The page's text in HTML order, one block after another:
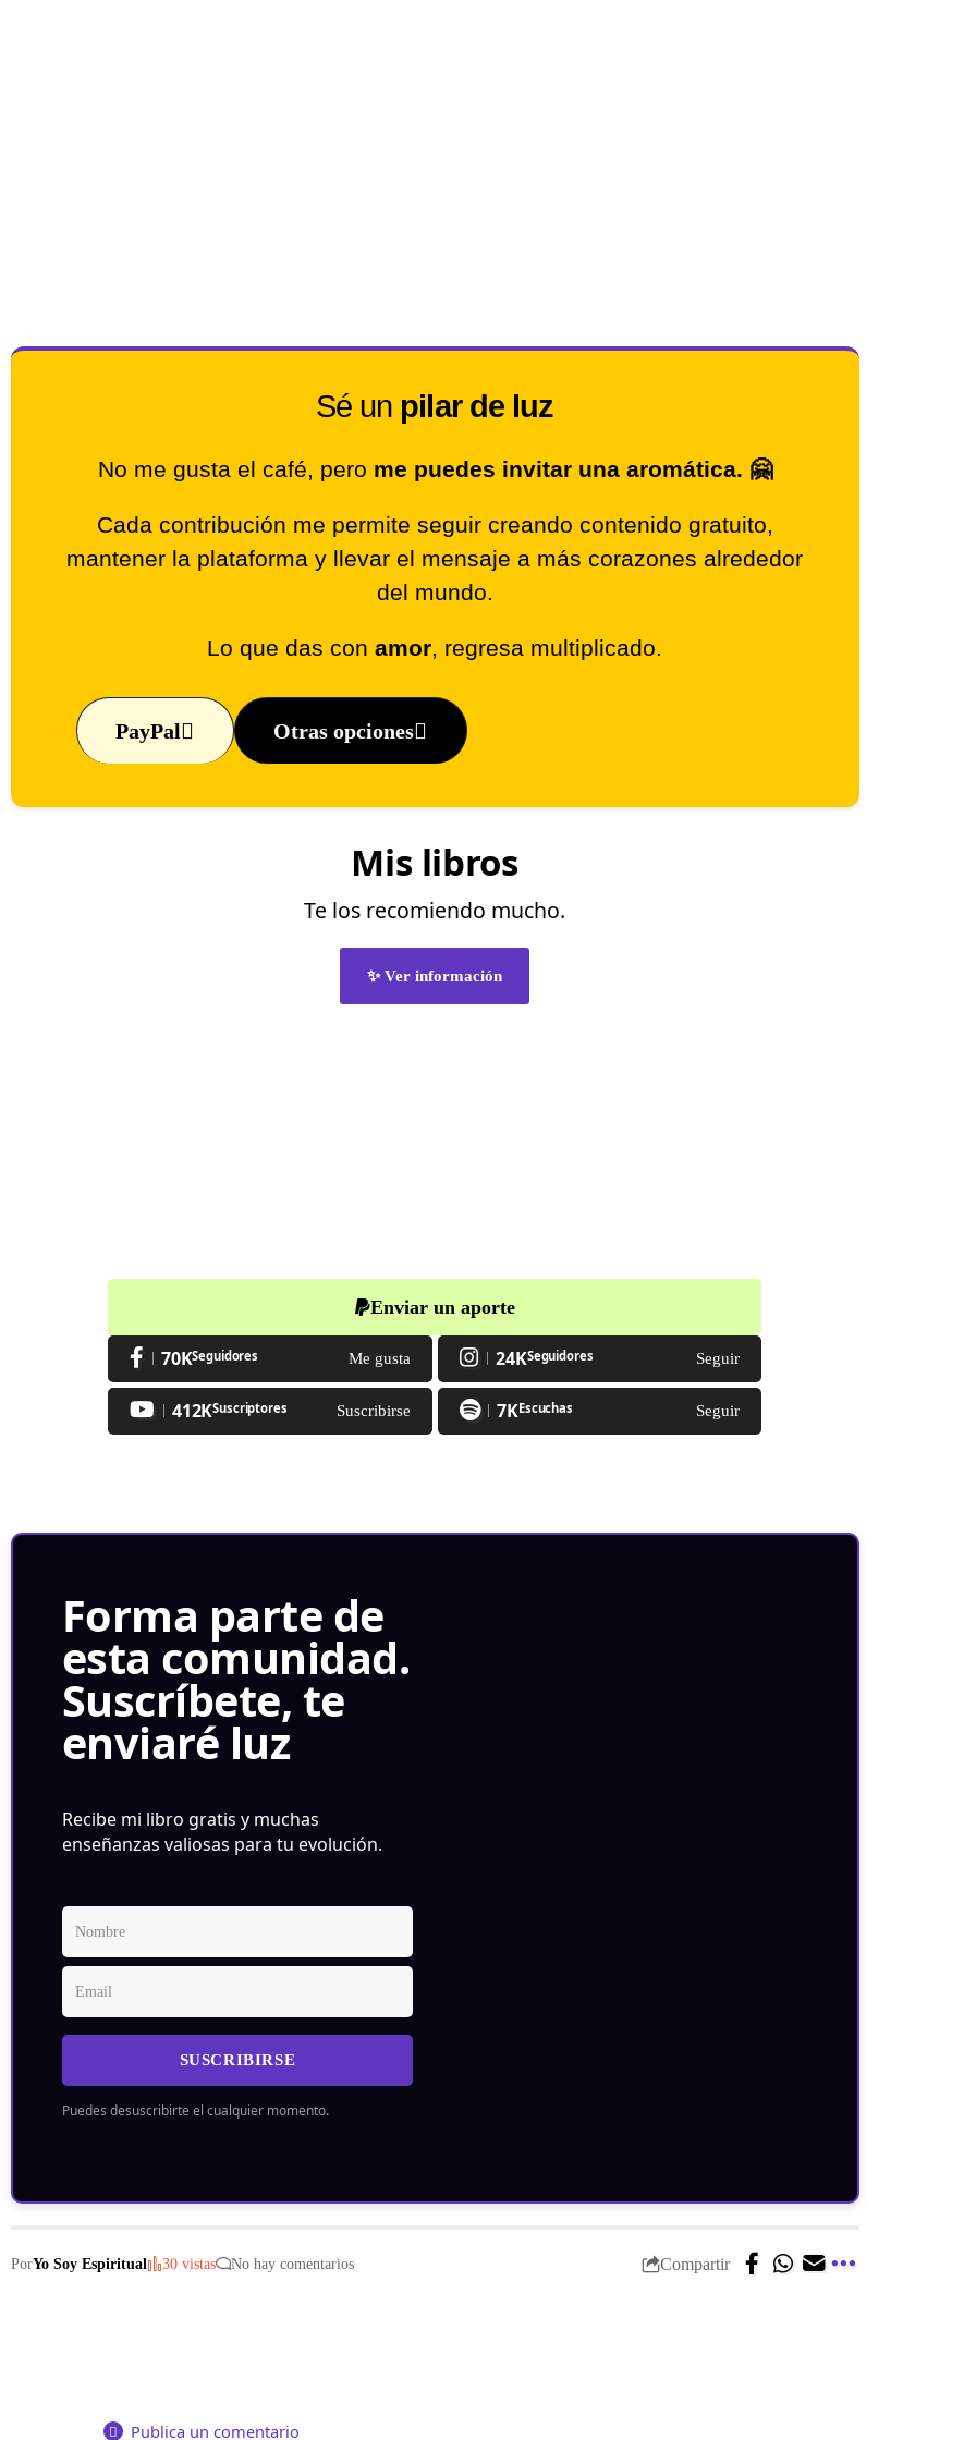
Sé un pilar de luz
No me gusta el café, pero me puedes invitar una aromática. 🤗
Cada contribución me permite seguir creando contenido gratuito,
mantener la plataforma y llevar el mensaje a más corazones alrededor
del mundo.
Lo que das con amor, regresa multiplicado.
PayPal Otras opciones
Mis libros
Te los recomiendo mucho.
✨ Ver información
Enviar un aporte
70KSeguidores Me gusta 24KSeguidores Seguir
412KSuscriptores Suscribirse 7KEscuchas Seguir
Forma parte de
esta comunidad.
Suscríbete, te
enviaré luz
Recibe mi libro gratis y muchas
enseñanzas valiosas para tu evolución.
SUSCRIBIRSE
Puedes desuscribirte el cualquier momento.
PorYo Soy Espiritual 30 vistas No hay comentarios Compartir
Publica un comentario